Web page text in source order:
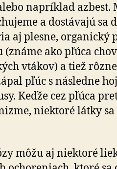
napríklad azbest.
a dostávajú sa
aj plesne, organický
(známe ako pľúca
vtákov) a tiež
pľúc s následne
Keďže cez pľúca
niektoré látky sa
môžu aj niektoré